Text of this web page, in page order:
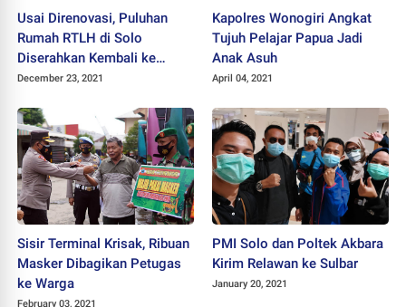
Usai Direnovasi, Puluhan
Rumah RTLH di Solo
Diserahkan Kembali ke
Pemiliknya
December 23, 2021
Kapolres Wonogiri Angkat
Tujuh Pelajar Papua Jadi
Anak Asuh
April 04, 2021
Sisir Terminal Krisak, Ribuan
Masker Dibagikan Petugas
ke Warga
February 03, 2021
PMI Solo dan Poltek Akbara
Kirim Relawan ke Sulbar
January 20, 2021